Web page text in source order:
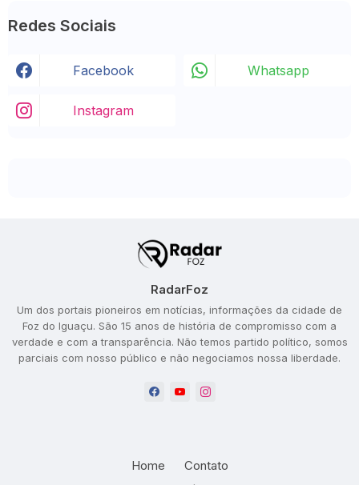
Redes Sociais
Facebook Whatsapp
Instagram
RadarFoz
Um dos portais pioneiros em notícias, informações da cidade de
Foz do Iguaçu. São 15 anos de história de compromisso com a
verdade e com a transparência. Não temos partido político, somos
parciais com nosso público e não negociamos nossa liberdade.
Home Contato